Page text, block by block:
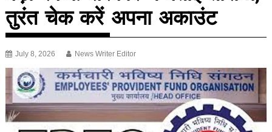
तुरंत चेक करें अपना अकाउंट
July 8, 2026 News Writer Editor